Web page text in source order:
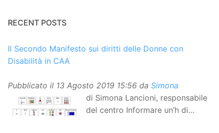
RECENT POSTS
Il Secondo Manifesto sui diritti delle Donne con
Disabilità in CAA
Pubblicato il 13 Agosto 2019 15:56 da Simona
di Simona Lancioni, responsabile
del centro Informare un’h di